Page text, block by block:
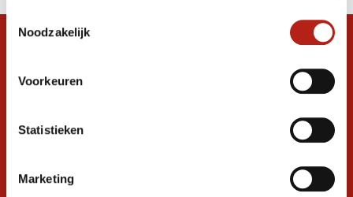
Toestemmingsselectie
Noodzakelijk
Voorkeuren
Statistieken
Marketing
Stel je vraag in de chat, en we helpen je
graag verder. 24/7
Volg ons